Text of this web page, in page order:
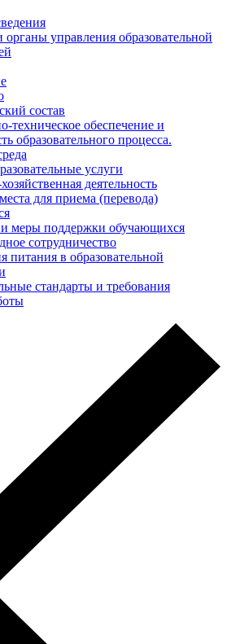
органы управления образовательной
состав
техническое обеспечение и
образовательного процесса.
услуги
деятельность
для приема (перевода)
меры поддержки обучающихся
сотрудничество
питания в образовательной
стандарты и требования